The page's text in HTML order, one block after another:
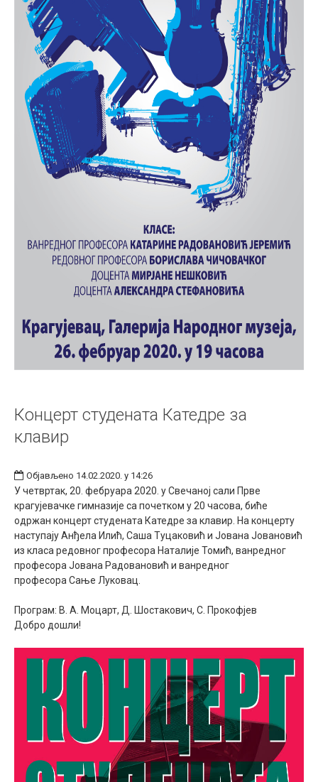
Концерт студената Катедре за
клавир
Објављено 14.02.2020. у 14:26
У четвртак, 20. фебруара 2020. у Свечаној сали Прве
крагујевачке гимназије са почетком у 20 часова, биће
одржан концерт студената Катедре за клавир. На концерту
наступају Анђела Илић, Саша Туцаковић и Јована Јовановић
из класа редовног професора Наталије Томић, ванредног
професора Јована Радовановић и ванредног
професора Сање Луковац.
Програм: В. А. Моцарт, Д. Шостакович, С. Прокофјев
Добро дошли!